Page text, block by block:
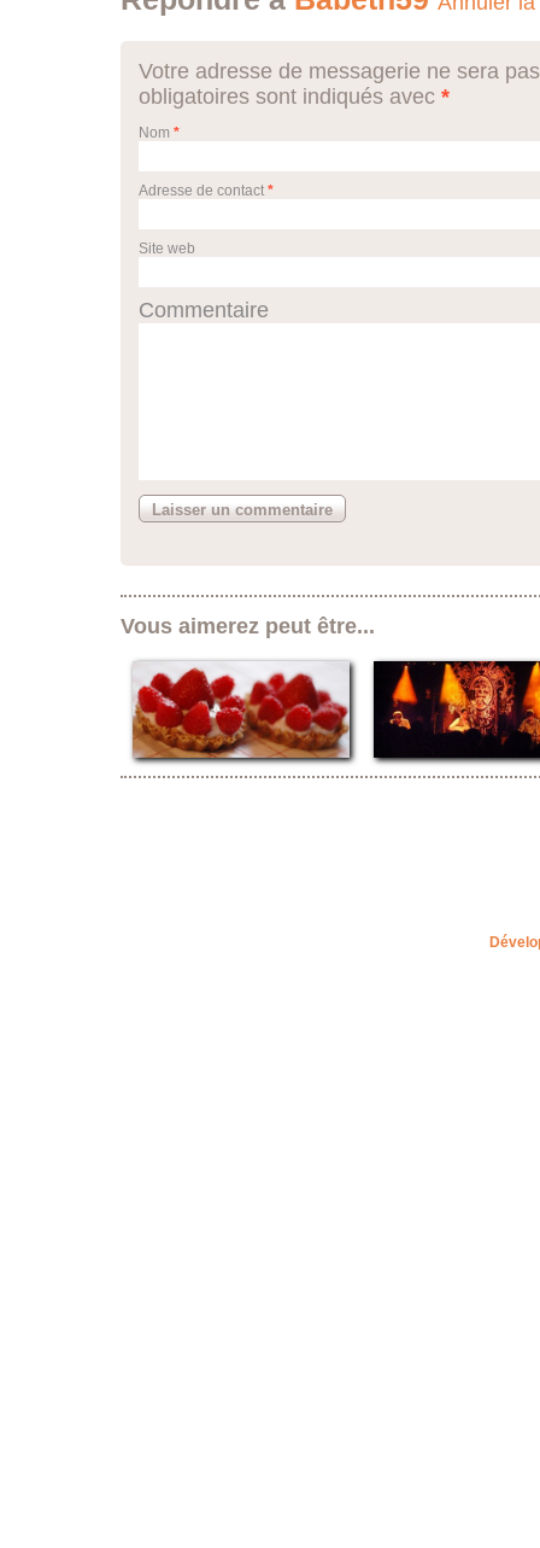
Votre adresse de messagerie ne sera
obligatoires sont indiqués avec *
Nom *
Adresse de contact *
Site web
Commentaire
Vous aimerez peut être...